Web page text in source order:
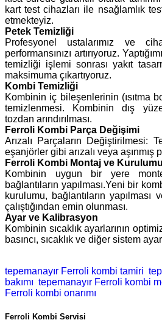
kart test cihazları ile nsağlamlık
etmekteyiz.
Petek Temizliği
Profesyonel ustalarımız ve
performansınızı artırıyoruz.
temizliği işlemi sonrası yakıt
maksimuma çıkartıyoruz.
Kombi Temizliği
Kombinin iç bileşenlerinin (ısıtma
temizlenmesi. Kombinin dış
tozdan arındırılması.
Ferroli Kombi Parça Değişimi
Arızalı Parçaların Değiştirilmesi:
eşanjörler gibi arızalı veya aşınmış
Ferroli Kombi Montaj ve Kurulumu
Kombinin uygun bir yere
bağlantıların yapılması.Yeni bir
kurulumu, bağlantıların
çalıştığından emin olunması.
Ayar ve Kalibrasyon
Kombinin sıcaklık ayarlarının
basıncı, sıcaklık ve diğer sistem
tepemanayır Ferroli kombi tamiri
bakımı tepemanayır Ferroli kombi
Ferroli kombi onarımı
Ferroli Kombi Servisi